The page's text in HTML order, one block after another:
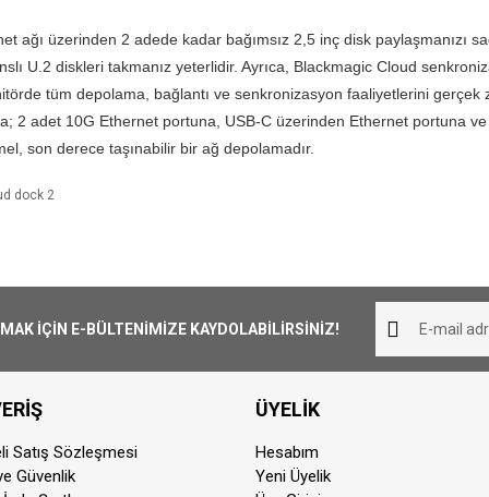
ağı üzerinden 2 adede kadar bağımsız 2,5 inç disk paylaşmanızı
U.2 diskleri takmanız yeterlidir. Ayrıca, Blackmagic Cloud
tüm depolama, bağlantı ve senkronizasyon faaliyetlerini
2 adet 10G Ethernet portuna, USB-C üzerinden Ethernet portuna
son derece taşınabilir bir ağ depolamadır.
kullanıcının aynı anda yüksek çözünürlüklü medya
şekilde buluta yedekleyebilirsiniz.
kullanıcı aktiviteleri, ağ performansı ve donanım
yerine ücretsiz olarak gönderilmektedir. 1000₺ altında
aynı günde kargoya teslim edilmektedir. Teslimat
sonra vermiş olduğunuz siparişler ertisi ilk iş günü
ile taşınabilir ürünler için geçerlidir. Teslimat ücreti
dock 2
İÇİN E-BÜLTENİMİZE KAYDOLABİLİRSİNİZ!
Satış Sözleşmesi
Güvenlik
ÜYELİK
Hesabım
Yeni Üyelik